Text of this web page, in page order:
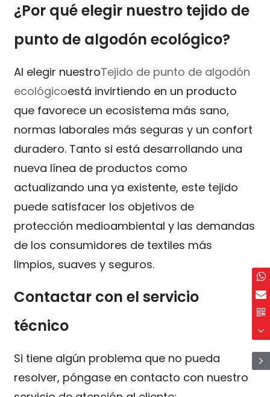
¿Por qué elegir nuestro tejido de
punto de algodón ecológico?
Al elegir nuestroTejido de punto de algodón
ecológicoestá invirtiendo en un producto
que favorece un ecosistema más sano,
normas laborales más seguras y un confort
duradero. Tanto si está desarrollando una
nueva línea de productos como
actualizando una ya existente, este tejido
puede satisfacer los objetivos de
protección medioambiental y las demandas
de los consumidores de textiles más
limpios, suaves y seguros.
Contactar con el servicio
técnico
Si tiene algún problema que no pueda
resolver, póngase en contacto con nuestro